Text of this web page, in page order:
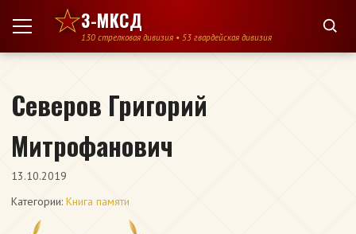
Перейти к содержимому
3-МКСД
130 стрелковая дивизия • 53 гвардейская дивизия
Северов Григорий
Митрофанович
13.10.2019
Категории: Книга памяти